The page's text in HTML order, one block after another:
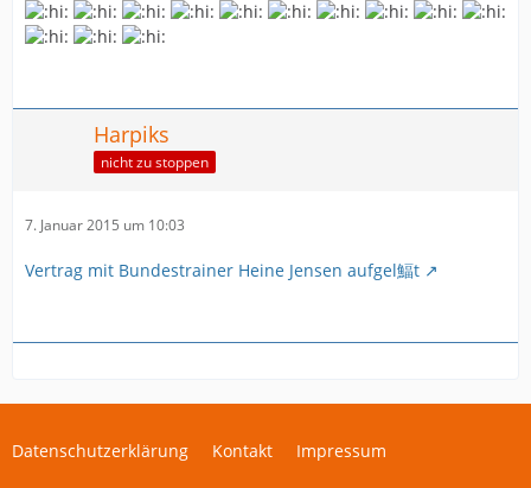
Harpiks
nicht zu stoppen
7. Januar 2015 um 10:03
Vertrag mit Bundestrainer Heine Jensen aufgel鰏t
Datenschutzerklärung Kontakt Impressum